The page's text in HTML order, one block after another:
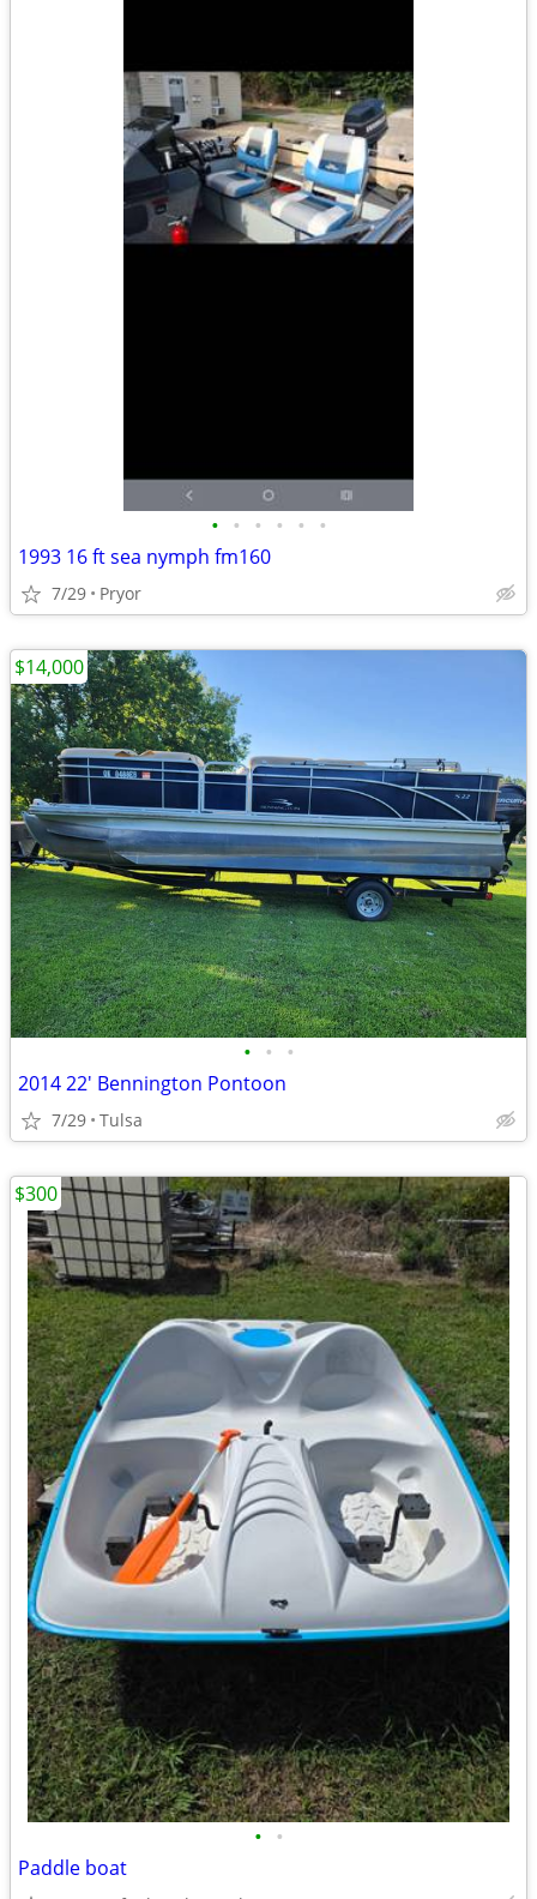
• • • • • •
1993 16 ft sea nymph fm160
7/29 Pryor
• • •
2014 22' Bennington Pontoon
7/29 Tulsa
$14,000
• •
Paddle boat
$300